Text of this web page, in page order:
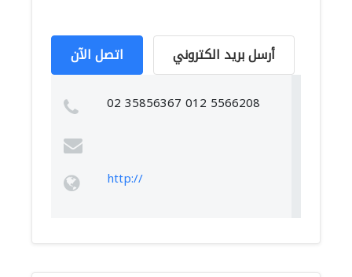
اتصل الآن أرسل بريد الكتروني
02 35856367 012 5566208
http://